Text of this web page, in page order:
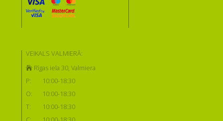
VEIKALS VALMIERĀ:
Rīgas iela 30, Valmiera
P:
10:00-18:30
O:
10:00-18:30
T:
10:00-18:30